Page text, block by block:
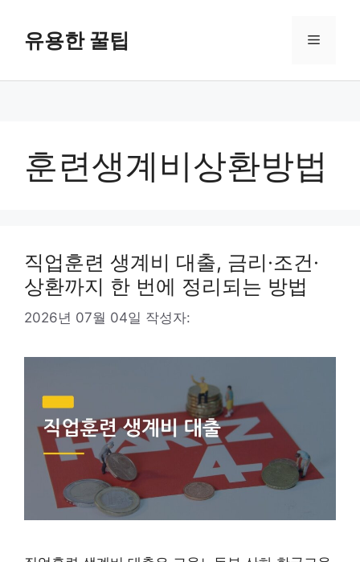
유용한 꿀팁 메
훈련생계비상환방법
직업훈련 생계비 대출, 금리·조건·
상환까지 한 번에 정리되는 방법
2026년 07월 04일 작성자: